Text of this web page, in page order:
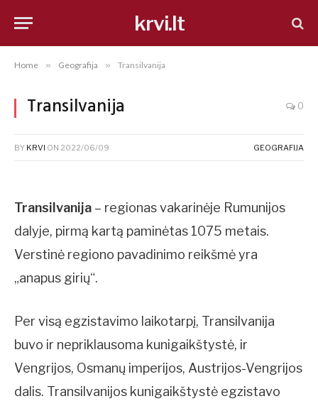
krvi.lt
Home » Geografija » Transilvanija
Transilvanija 0
BY KRVI ON 2022/06/09 GEOGRAFIJA
Transilvanija – regionas vakarinėje Rumunijos
dalyje, pirmą kartą paminėtas 1075 metais.
Verstinė regiono pavadinimo reikšmė yra
„anapus girių“.
Per visą egzistavimo laikotarpį, Transilvanija
buvo ir nepriklausoma kunigaikštystė, ir
Vengrijos, Osmanų imperijos, Austrijos-Vengrijos
dalis. Transilvanijos kunigaikštystė egzistavo